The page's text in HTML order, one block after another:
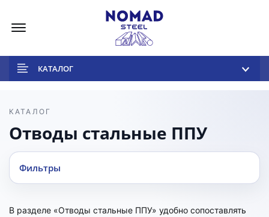
КАТАЛОГ
КАТАЛОГ
Отводы стальные ППУ
Фильтры
В разделе «Отводы стальные ППУ» удобно сопоставлять